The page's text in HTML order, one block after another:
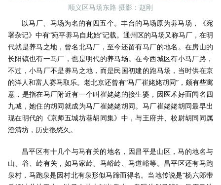
顺义区马场东路 摄影：赵刚
以马厂、马场为名的有四五个。丰台的马场原为养马场，《宛
署杂记》中有“宛平养马自此始”记载。通州区的马场又称马厂，在明
代就是养马之地，曾名北马厂，至今还留有马厂的地名。在房山的
长阳镇也有一马厂，也是明代的养马场。在今西城区有小马厂路，
不过，小马厂不是养马之地，而是民国初建的跑马场，当时供在京
的洋人和富人赛马取乐。老北京还曾有“马厂崔姥姥胡同”，颇有些寓
意，是指在马厂附近有一个叫崔姥姥的接生婆，因医术好而闻名四
九城，她住的胡同就成为马厂崔姥姥胡同。马厂崔姥姥胡同最早出
现在明代的《京师五城坊巷胡同集》中，与王府井、校尉胡同同属
澄清坊，历史很悠久。
昌平区有十几个与马有关的地名，因昌平是山区，马的地名与
山、谷、岭有关，如马家岭、马峪岭、马道峪等。昌平区还有马跑
泉村，马跑泉是因村北有泉形似马蹄而得名。当地传说是“杨六郎带